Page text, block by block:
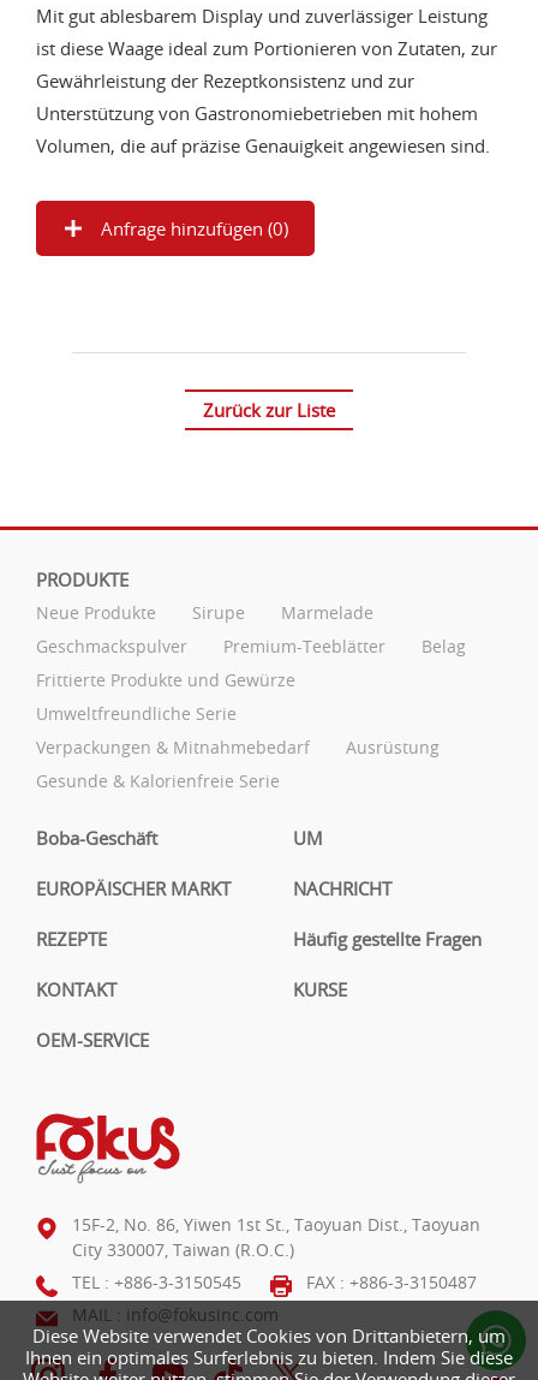
Mit gut ablesbarem Display und zuverlässiger Leistung
ist diese Waage ideal zum Portionieren von Zutaten, zur
Gewährleistung der Rezeptkonsistenz und zur
Unterstützung von Gastronomiebetrieben mit hohem
Volumen, die auf präzise Genauigkeit angewiesen sind.
Anfrage hinzufügen (0)
Zurück zur Liste
Diese Website verwendet Cookies von Drittanbietern, um
Ihnen ein optimales Surferlebnis zu bieten. Indem Sie diese
PRODUKTE
Neue Produkte Sirupe
Marmelade
Geschmackspulver
Premium-Teeblätter
Belag
Frittierte Produkte und Gewürze
Umweltfreundliche Serie
Verpackungen & Mitnahmebedarf
Ausrüstung
Gesunde & Kalorienfreie Serie
Boba-Geschäft UM
EUROPÄISCHER MARKT NACHRICHT
REZEPTE Häufig gestellte Fragen
KONTAKT KURSE
OEM-SERVICE
15F-2, No. 86, Yiwen 1st St., Taoyuan Dist., Taoyuan
City 330007, Taiwan (R.O.C.)
TEL : +886-3-3150545
FAX : +886-3-3150487
MAIL : info@fokusinc.com